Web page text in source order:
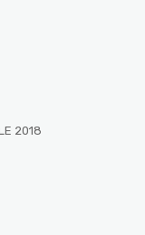
2018